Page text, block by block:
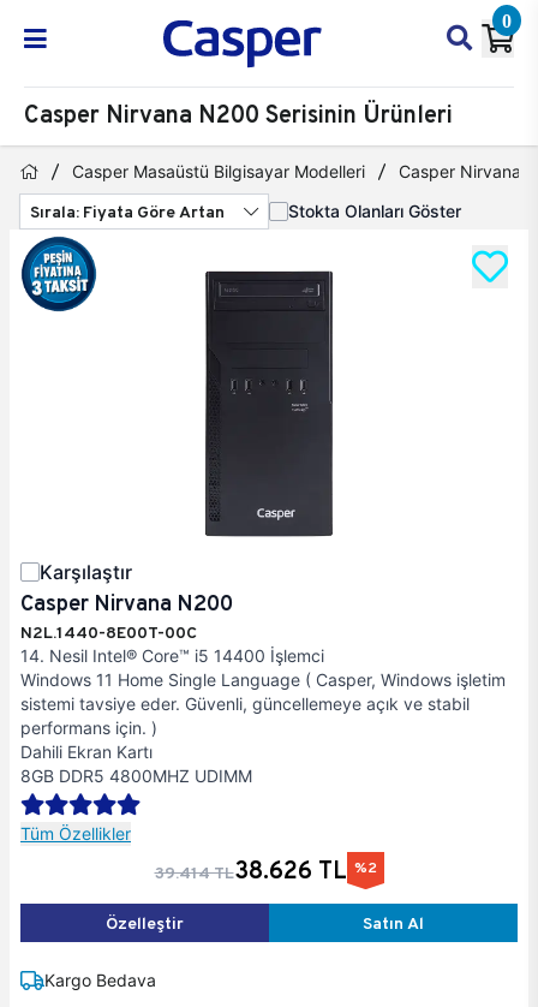
0
Casper Nirvana N200 Serisinin Ürünleri
Casper Masaüstü Bilgisayar Modelleri
Casper Nirvana
Stokta Olanları Göster
Sırala: Fiyata Göre Artan
Karşılaştır
Casper Nirvana N200
N2L.1440-8E00T-00C
14. Nesil Intel® Core™ i5 14400 İşlemci
Windows 11 Home Single Language ( Casper, Windows işletim
sistemi tavsiye eder. Güvenli, güncellemeye açık ve stabil
performans için. )
Dahili Ekran Kartı
8GB DDR5 4800MHZ UDIMM
Tüm Özellikler
39.414 TL38.626 TL %2
Özelleştir Satın Al
Kargo Bedava